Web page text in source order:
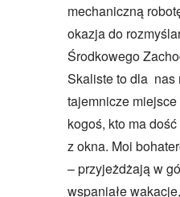
mechaniczną
okazja do
Środkowego
Skaliste to dla nas
tajemnicze
kogoś, kto ma
z okna. Moi
– przyjeżdżają w
wspaniałe